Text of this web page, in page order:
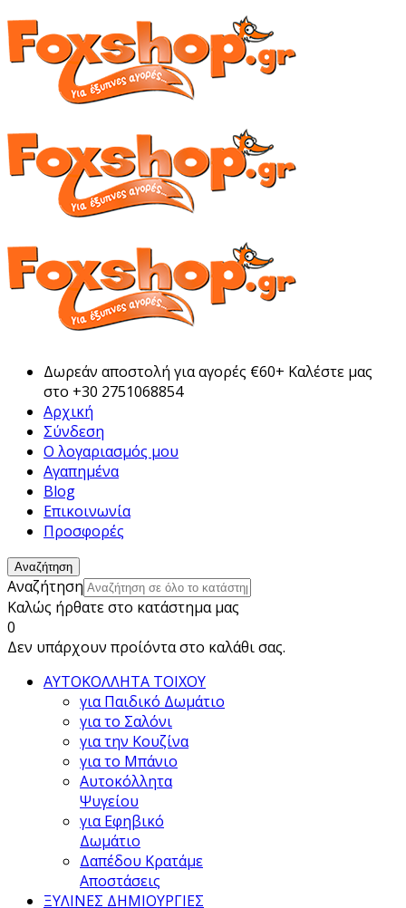
Δωρεάν αποστολή για αγορές €60+ Καλέστε μας
στο +30 2751068854
Αρχική
Σύνδεση
Ο λογαριασμός μου
Αγαπημένα
Blog
Επικοινωνία
Προσφορές
Αναζήτηση
Αναζήτηση
Καλώς ήρθατε στο κατάστημα μας
0
Δεν υπάρχουν προίόντα στο καλάθι σας.
ΑΥΤΟΚΟΛΛΗΤΑ ΤΟΙΧΟΥ
για Παιδικό Δωμάτιο
για το Σαλόνι
για την Κουζίνα
για το Μπάνιο
Αυτοκόλλητα
Ψυγείου
για Εφηβικό
Δωμάτιο
Δαπέδου Κρατάμε
Αποστάσεις
ΞΥΛΙΝΕΣ ΔΗΜΙΟΥΡΓΙΕΣ